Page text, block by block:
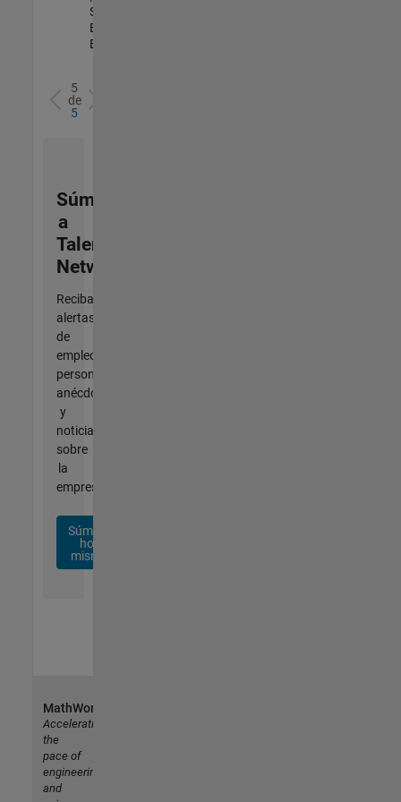
Sales
Engineering |
Experimentado
5
de
5
Súmese
a
Talent
Network
Reciba
alertas
de
empleo
personalizadas,
anécdotas
y
noticias
sobre
la
empresa.
Súmese
hoy
mismo
MathWorks
Accelerating
the
pace of
engineering
and